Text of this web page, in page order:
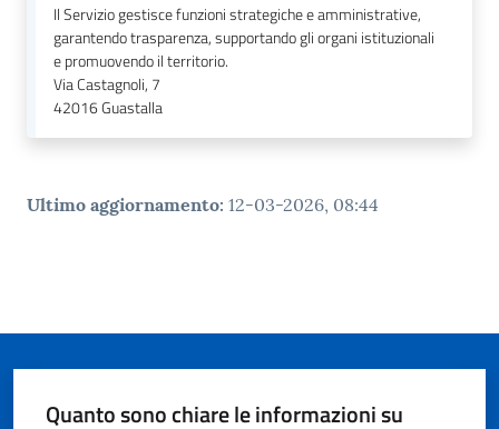
Il Servizio gestisce funzioni strategiche e amministrative,
garantendo trasparenza, supportando gli organi istituzionali
e promuovendo il territorio.
Via Castagnoli, 7
42016Guastalla
Ultimo aggiornamento: 12-03-2026, 08:44
Quanto sono chiare le informazioni su